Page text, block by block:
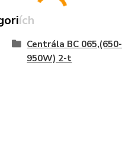
Centrála BC 065,(650-
950W) 2-t